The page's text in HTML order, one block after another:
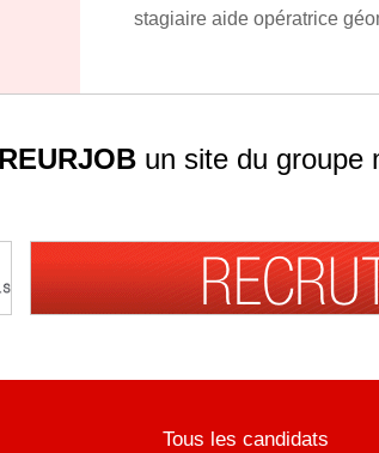
stagiaire aide opératrice
un site du groupe
Tous les candidats